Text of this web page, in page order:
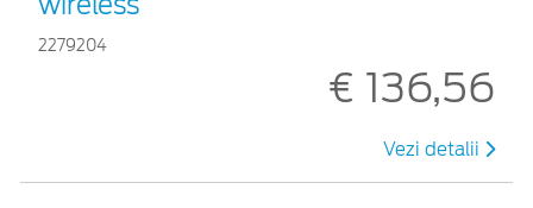
2279204
€ 136,56
Vezi detalii